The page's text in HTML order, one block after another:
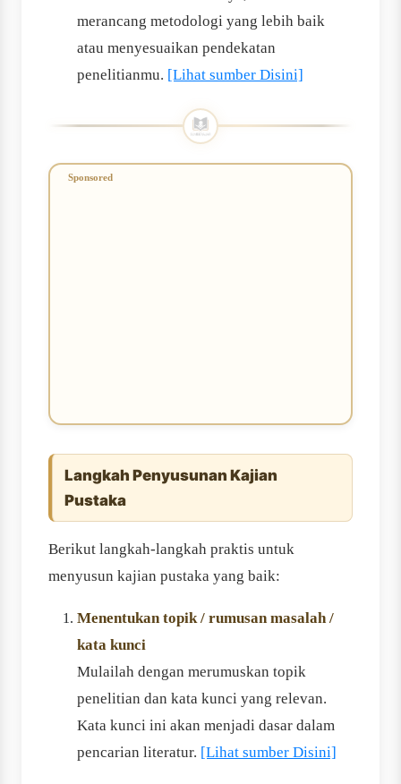
merancang metodologi yang lebih baik
atau menyesuaikan pendekatan
penelitianmu. [Lihat sumber Disini]
Langkah Penyusunan Kajian
Pustaka
Berikut langkah-langkah praktis untuk
menyusun kajian pustaka yang baik:
Menentukan topik / rumusan masalah /
kata kunci
Mulailah dengan merumuskan topik
penelitian dan kata kunci yang relevan.
Kata kunci ini akan menjadi dasar dalam
pencarian literatur. [Lihat sumber Disini]